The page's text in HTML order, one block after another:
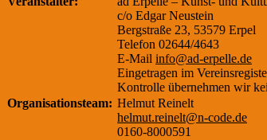
c/o Edgar Neustein
Bergstraße 23, 53579 Erpel
Telefon 02644/4643
E-Mail info@ad-erpelle.de
Eingetragen im
Kontrolle übernehmen wir
Organisationsteam: Helmut Reinelt
helmut.reinelt@n-code.de
0160-8000591